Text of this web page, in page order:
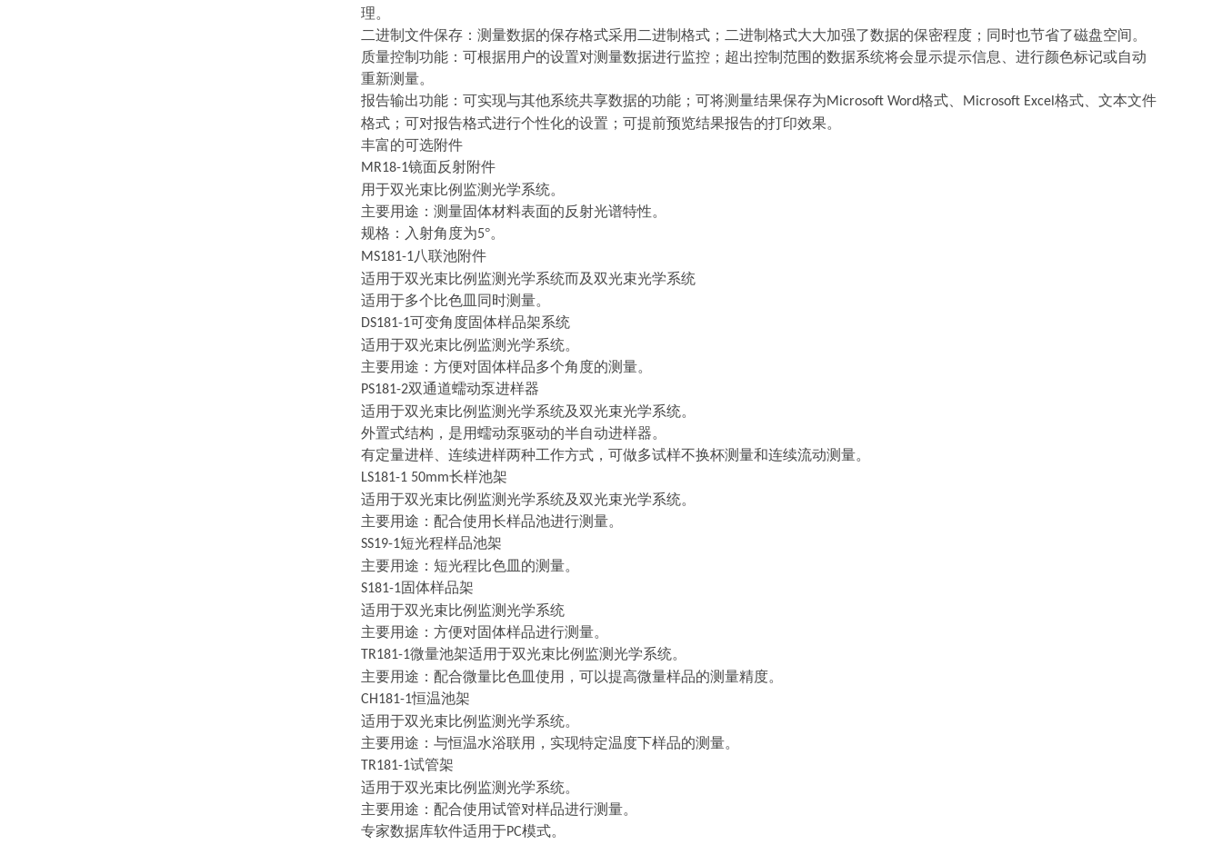
理。
二进制文件保存：测量数据的保存格式采用二进制格式；二进制格式大大加强了数据的保密程度；同时也节省了磁盘空间。
质量控制功能：可根据用户的设置对测量数据进行监控；超出控制范围的数据系统将会显示提示信息、进行颜色标记或自动
重新测量。
报告输出功能：可实现与其他系统共享数据的功能；可将测量结果保存为Microsoft Word格式、 Microsoft Excel 格式、文本文件
格式；可对报告格式进行个性化的设置；可提前预览结果报告的打印效果。
丰富的可选附件
MR18-1镜面反射附件
用于双光束比例监测光学系统。
主要用途：测量固体材料表面的反射光谱特性。
规格：入射角度为5°。
MS181-1八联池附件
适用于双光束比例监测光学系统而及双光束光学系统
适用于多个比色皿同时测量。
DS181-1可变角度固体样品架系统
适用于双光束比例监测光学系统。
主要用途：方便对固体样品多个角度的测量。
PS181-2双通道蠕动泵进样器
适用于双光束比例监测光学系统及双光束光学系统。
外置式结构，是用蠕动泵驱动的半自动进样器。
有定量进样、连续进样两种工作方式，可做多试样不换杯测量和连续流动测量。
LS181-1 50mm长样池架
适用于双光束比例监测光学系统及双光束光学系统。
主要用途：配合使用长样品池进行测量。
SS19-1短光程样品池架
主要用途：短光程比色皿的测量。
S181-1固体样品架
适用于双光束比例监测光学系统
主要用途：方便对固体样品进行测量。
TR181-1微量池架适用于双光束比例监测光学系统。
主要用途：配合微量比色皿使用，可以提高微量样品的测量精度。
CH181-1恒温池架
适用于双光束比例监测光学系统。
主要用途：与恒温水浴联用，实现特定温度下样品的测量。
TR181-1试管架
适用于双光束比例监测光学系统。
主要用途：配合使用试管对样品进行测量。
专家数据库软件适用于PC模式。